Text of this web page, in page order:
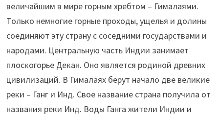
величайшим в мире горным хребтом – Гималаями.
Только немногие горные проходы, ущелья и долины
соединяют эту страну с соседними государствами и
народами. Центральную часть Индии занимает
плоскогорье Декан. Оно является родиной древних
цивилизаций. В Гималаях берут начало две великие
реки – Ганг и Инд. Свое название страна получила от
названия реки Инд. Воды Ганга жители Индии и